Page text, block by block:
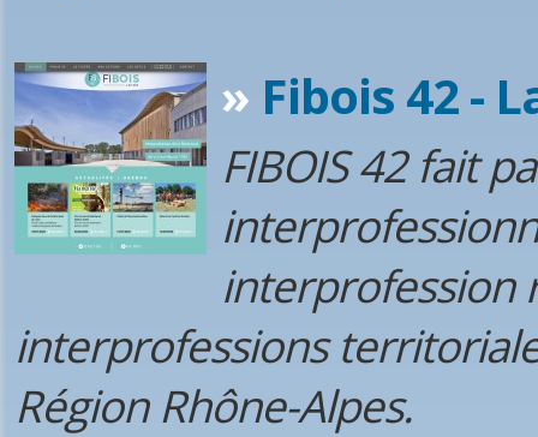
» Fibois 42 -
FIBOIS 42 fait
interprofession
interprofessions
Région Rhône-Alpes.